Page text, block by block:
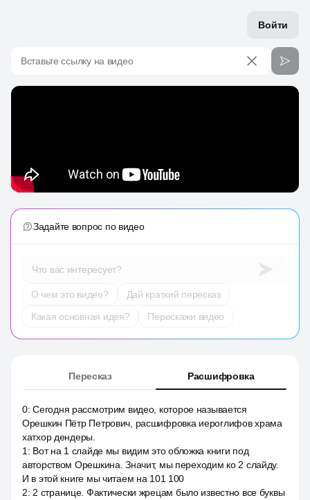
Войти
Вставьте ссылку на видео
Задайте вопрос по видео
Что вас интересует?
О чем это видео?
Дай краткий пересказ
Какая основная идея?
Перескажи видео
Пересказ Расшифровка
0:Сегодня рассмотрим видео, которое называется
Орешкин Пётр Петрович, расшифровка иероглифов храма
хатхор дендеры.
1 : Вот на 1 слайде мы видим это обложка книги под
авторством Орешкина. Значит, мы переходим ко 2 слайду.
И в этой книге мы читаем на 101 100
2: 2 странице. Фактически жрецам было известно все буквы